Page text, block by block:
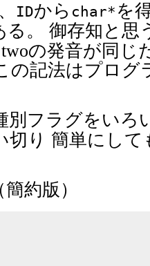
IDから char* を
る。 御存知と思
の発音が同じ
の記法はプログ
別フラグをいろ
切り 簡単にし
簡約版）